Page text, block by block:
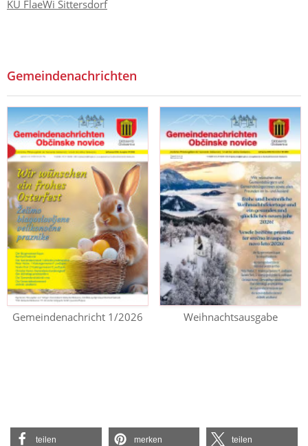
KU FlaeWi Sittersdorf
Gemeindenachrichten
Gemeindenachricht 1/2026 Weihnachtsausgabe
teilen merken teilen